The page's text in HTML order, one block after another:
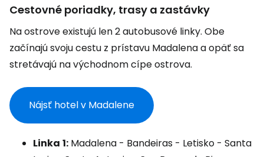
Cestovné poriadky, trasy a zastávky
Na ostrove existujú len 2 autobusové linky. Obe
začínajú svoju cestu z prístavu Madalena a opäť sa
stretávajú na východnom cípe ostrova.
Nájsť hotel v Madalene
Linka 1: Madalena - Bandeiras - Letisko - Santa